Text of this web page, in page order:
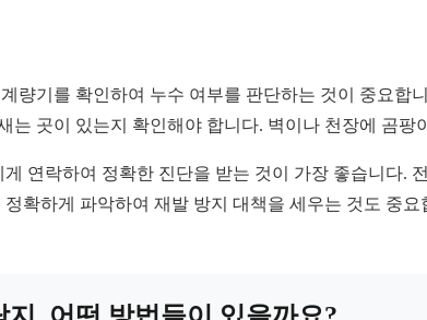
량기를 확인하여 누수 여부를 판단하는 것이 중요
는 곳이 있는지 확인해야 합니다. 벽이나 천장에 곰
연락하여 정확한 진단을 받는 것이 가장 좋습니다.
확하게 파악하여 재발 방지 대책을 세우는 것도 중요